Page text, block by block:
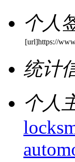
个人
[url]https://
统计
个人